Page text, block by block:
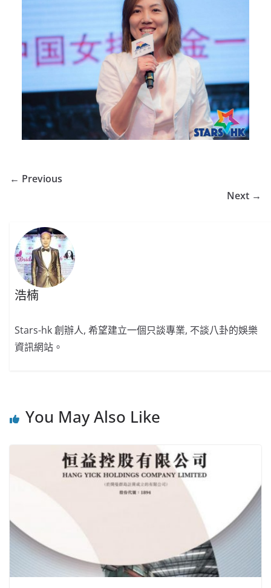
← Previous
Next →
浩楠
Stars-hk 創辦人, 希望建立一個只談專業, 不談八卦的娛樂
資訊網站。
You May Also Like